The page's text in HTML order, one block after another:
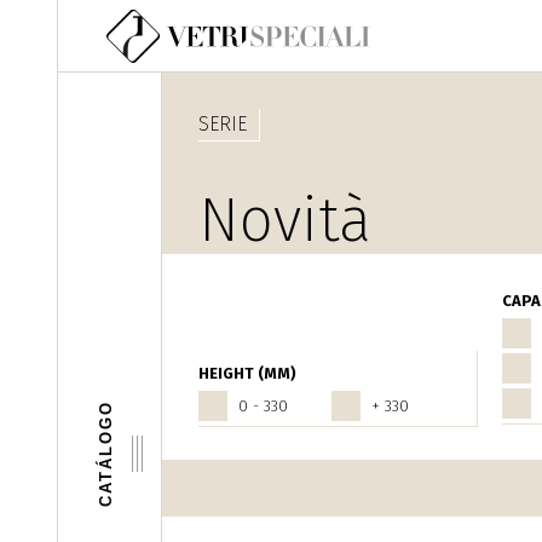
Pasar al contenido principal
CATÁLOGO
HEIGHT (MM)
0 - 330
+ 330
SERIE
Novità
Olio - Aceto